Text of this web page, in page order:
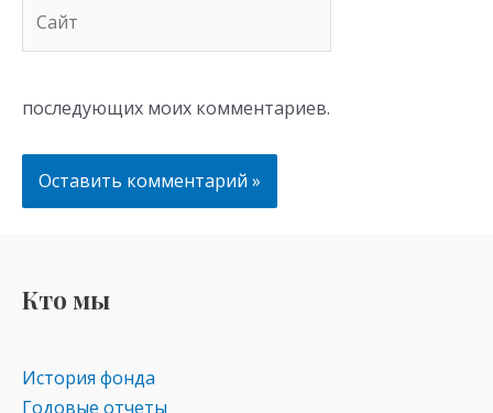
последующих моих комментариев.
Кто мы
История фонда
Годовые отчеты